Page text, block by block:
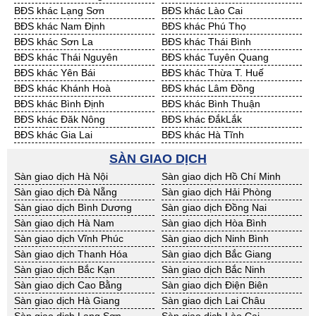
Cần Thuê Vĩnh Long
Cần Thuê Hải Dương
Cần Thuê Hưng Yên
Cần Thuê Quảng Ninh
BĐS khác Lạng Sơn
BĐS khác Lào Cai
BĐS khác Nam Định
BĐS khác Phú Thọ
BĐS khác Sơn La
BĐS khác Thái Bình
BĐS khác Thái Nguyên
BĐS khác Tuyên Quang
BĐS khác Yên Bái
BĐS khác Thừa T. Huế
BĐS khác Khánh Hoà
BĐS khác Lâm Đồng
BĐS khác Bình Định
BĐS khác Bình Thuận
BĐS khác Đăk Nông
BĐS khác ĐắkLắk
BĐS khác Gia Lai
BĐS khác Hà Tĩnh
BĐS khác Ninh Thuận
BĐS khác Phú Yên
BĐS khác Quảng Bình
BĐS khác Quảng Nam
BĐS khác Quảng Ngãi
BĐS khác Bà Rịa - VT
BĐS khác Cần Thơ
BĐS khác An Giang
BĐS khác Bạc Liêu
BĐS khác Bến Tre
BĐS khác Bình Phước
BĐS khác Cà Mau
BĐS khác Đồng Tháp
BĐS khác Hậu Giang
BĐS khác Kiên Giang
BĐS khác Long An
BĐS khác Sóc Trăng
BĐS khác Tây Ninh
BĐS khác Tiền Giang
BĐS khác Trà Vinh
SÀN GIAO DỊCH
Sàn giao dịch Hà Nội
Sàn giao dịch Hồ Chí Minh
Sàn giao dịch Đà Nẵng
Sàn giao dịch Hải Phòng
Sàn giao dịch Bình Dương
Sàn giao dịch Đồng Nai
Sàn giao dịch Hà Nam
Sàn giao dịch Hòa Bình
Sàn giao dịch Vĩnh Phúc
Sàn giao dịch Ninh Bình
Sàn giao dịch Thanh Hóa
Sàn giao dịch Bắc Giang
Sàn giao dịch Bắc Kạn
Sàn giao dịch Bắc Ninh
Sàn giao dịch Cao Bằng
Sàn giao dịch Điện Biên
Sàn giao dịch Hà Giang
Sàn giao dịch Lai Châu